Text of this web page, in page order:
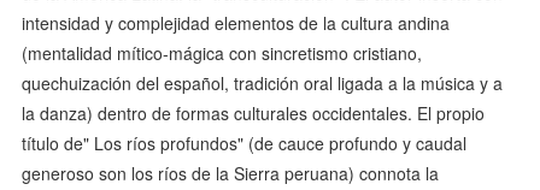
intensidad y complejidad elementos de la cultura andina
(mentalidad mítico-mágica con sincretismo cristiano,
quechuización del español, tradición oral ligada a la música y a
la danza) dentro de formas culturales occidentales. El propio
título de" Los ríos profundos" (de cauce profundo y caudal
generoso son los ríos de la Sierra peruana) connota la